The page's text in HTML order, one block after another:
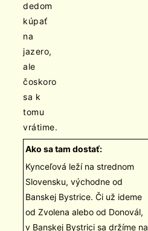
dedom
kúpať
na
jazero,
ale
čoskoro
sa k
tomu
vrátime.
Ako sa tam dostať:
Kynceľová leží na strednom
Slovensku, východne od
Banskej Bystrice. Či už ideme
od Zvolena alebo od Donovál,
v Banskej Bystrici sa držíme na